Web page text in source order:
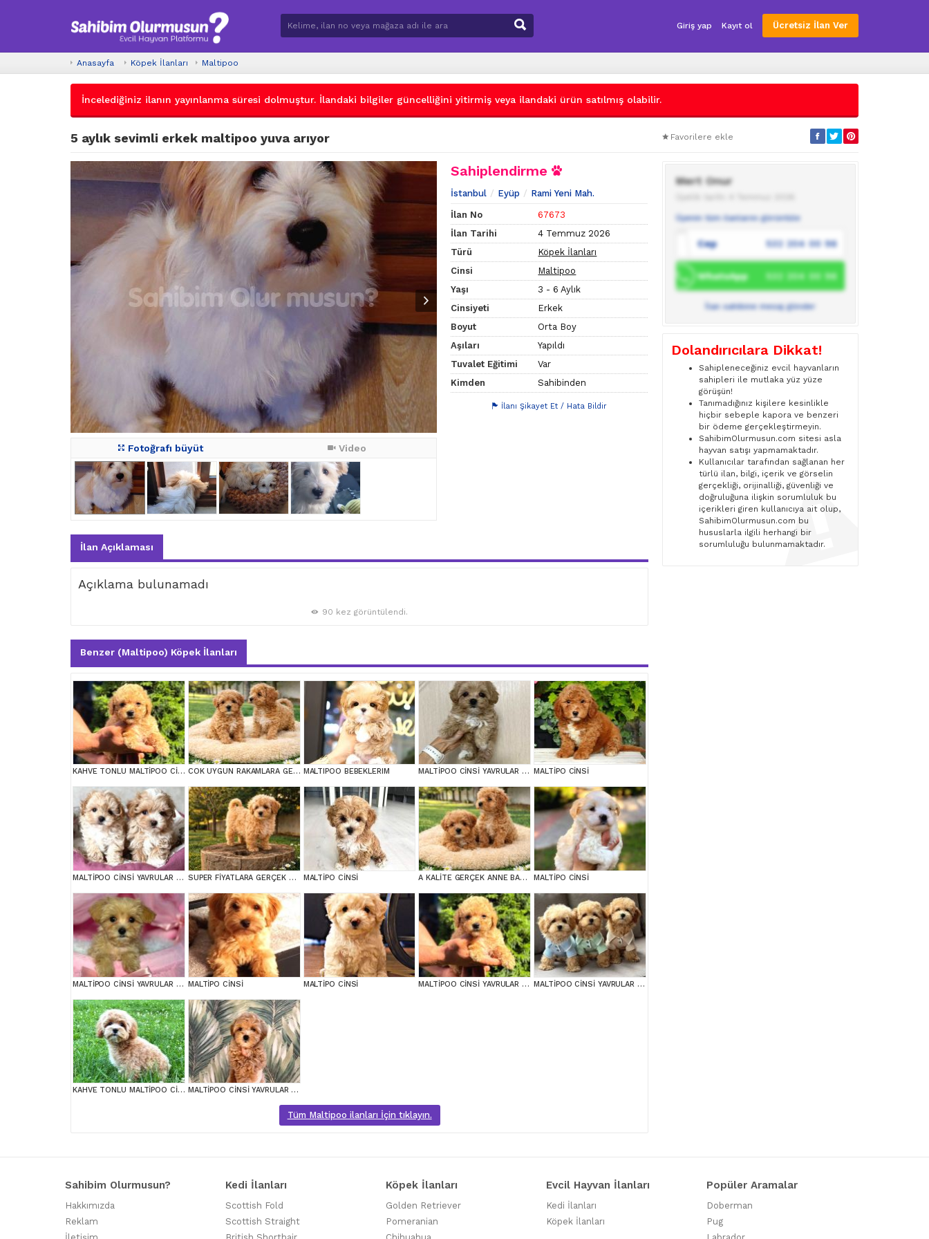
Giriş yap Kayıt ol Ücretsiz İlan Ver
Anasayfa Köpek İlanları Maltipoo
İncelediğiniz ilanın yayınlanma süresi dolmuştur. İlandaki bilgiler güncelliğini yitirmiş veya ilandaki ürün satılmış olabilir.
5 aylık sevimli erkek maltipoo yuva arıyor Favorilere ekle
Fotoğrafı büyüt Video
Sahiplendirme
İstanbul Eyüp Rami Yeni Mah.
İlan No
67673
İlan Tarihi
4 Temmuz 2026
Türü
Köpek İlanları
Cinsi
Maltipoo
Yaşı
3 - 6 Aylık
Cinsiyeti
Erkek
Boyut
Orta Boy
Aşıları
Yapıldı
Tuvalet Eğitimi
Var
Kimden
Sahibinden
İlanı Şikayet Et / Hata Bildir
İlan Açıklaması
Açıklama bulunamadı
90 kez görüntülendi.
Benzer (Maltipoo) Köpek İlanları
KAHVE TONLU MALTİPOO CİNSİ YAVRULAR COK UYGUN RAKAMLARA GERÇEK MALTİPOO YAVRULAR MALTIPOO BEBEKLERIM MALTİPOO CİNSİ YAVRULAR EV ÜRETİMİ MALTİPO CİNSİ
MALTİPOO CİNSİ YAVRULAR EV ÜRETİMİ SUPER FİYATLARA GERÇEK MALTİPOO YAVRULAR MALTİPO CİNSİ A KALİTE GERÇEK ANNE BABA MALTİPOO YAVRULAR MALTİPO CİNSİ
MALTİPOO CİNSİ YAVRULAR EV ÜRETİMİ MALTİPO CİNSİ MALTİPO CİNSİ MALTİPOO CİNSİ YAVRULAR EV ÜRETİMİ MALTİPOO CİNSİ YAVRULAR EV ÜRETİMİ
KAHVE TONLU MALTİPOO CİNSİ YAVRULAR MALTİPOO CİNSİ YAVRULAR EV ÜRETİMİ
Tüm Maltipoo ilanları İçin tıklayın.
Mert Onur
Üyenin tüm ilanlarını görüntüle
Cep 532 204 00 98
WhatsApp 532 204 00 98
İlan sahibine mesaj gönder
Dolandırıcılara Dikkat!
Sahipleneceğiniz evcil hayvanların
sahipleri ile mutlaka yüz yüze
görüşün!
Tanımadığınız kişilere kesinlikle
hiçbir sebeple kapora ve benzeri
bir ödeme gerçekleştirmeyin.
SahibimOlurmusun.com sitesi asla
hayvan satışı yapmamaktadır.
Kullanıcılar tarafından sağlanan her
türlü ilan, bilgi, içerik ve görselin
gerçekliği, orijinalliği, güvenliği ve
doğruluğuna ilişkin sorumluluk bu
içerikleri giren kullanıcıya ait olup,
SahibimOlurmusun.com bu
hususlarla ilgili herhangi bir
sorumluluğu bulunmamaktadır.
Sahibim Olurmusun?
Hakkımızda
Reklam
Kedi İlanları
Scottish Fold
Scottish Straight
Köpek İlanları
Golden Retriever
Pomeranian
Evcil Hayvan İlanları
Kedi İlanları
Köpek İlanları
Popüler Aramalar
Doberman
Pug